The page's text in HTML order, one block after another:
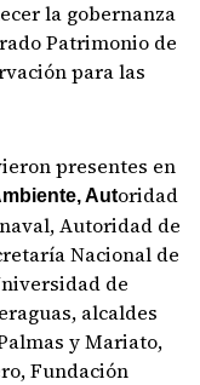
la gobernanza
Patrimonio de
para las
presentes en
Autoridad
Autoridad de
Nacional de
de
alcaldes
y Mariato,
Fundación